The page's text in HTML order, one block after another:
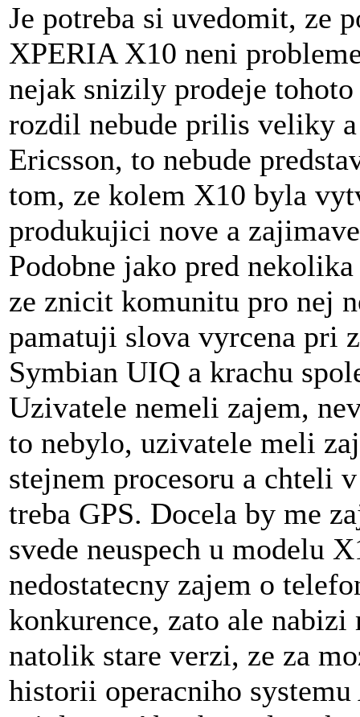
Je potreba si uvedomit, ze
XPERIA X10 neni
nejak snizily prodeje
rozdil nebude prilis veliky
Ericsson, to nebude
tom, ze kolem X10 byla
produkujici nove a
Podobne jako pred
ze znicit komunitu pro nej
pamatuji slova vyrcena pri
Symbian UIQ a krachu
Uzivatele nemeli zajem,
to nebylo, uzivatele meli
stejnem procesoru a chteli
treba GPS. Docela by me
svede neuspech u modelu
nedostatecny zajem o
konkurence, zato ale
natolik stare verzi, ze za
historii operacniho